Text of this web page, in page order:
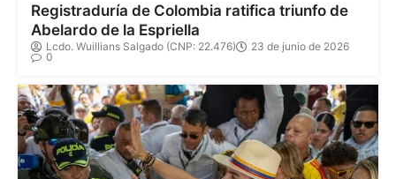
Registraduría de Colombia ratifica triunfo de
Abelardo de la Espriella
Lcdo. Wuillians Salgado (CNP: 22.476)
23 de junio de 2026
0